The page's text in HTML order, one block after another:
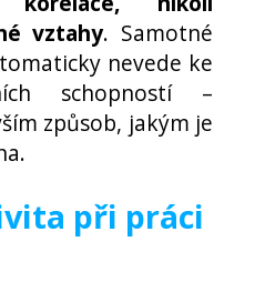
vztahy. Samotné
nevede ke
schopností –
způsob, jakým je
při práci